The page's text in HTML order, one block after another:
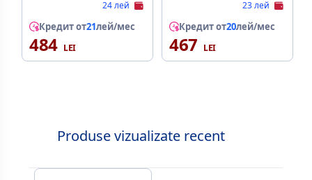
24 лей
Кредит от21лей/мес
484
23 лей
Кредит от20лей/мес
467
Produse vizualizate recent